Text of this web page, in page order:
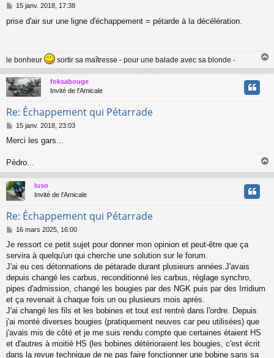
M
s
e
15 janv. 2018, 17:38
prise d'air sur une ligne d'échappement = pétarde à la décélération.
le bonheur sortir sa maîtresse - pour une balade avec sa blonde -
a
u
foksabouge
Invité de l'Amicale
Re: Échappement qui Pétarrade
M
s
a
g
e
15 janv. 2018, 23:03
Merci les gars...
Pédro...
a
u
luso
Invité de l'Amicale
Re: Échappement qui Pétarrade
M
s
s
a
g
e
16 mars 2025, 16:00
Je ressort ce petit sujet pour donner mon opinion et peut-être que ça
servira à quelqu'un qui cherche une solution sur le forum.
J'ai eu ces détonnations de pétarade durant plusieurs années.J'avais
depuis changé les carbus, reconditionné les carbus, réglage synchro,
pipes d'admission, changé les bougies par des NGK puis par des Irridium
et ça revenait à chaque fois un ou plusieurs mois après.
J'ai changé les fils et les bobines et tout est rentré dans l'ordre. Depuis
j'ai monté diverses bougies (pratiquement neuves car peu utilisées) que
j'avais mis de côté et je me suis rendu compte que certaines étaient HS
et d'autres à moitié HS (les bobines détérioraient les bougies, c'est écrit
dans la revue technique de ne pas faire fonctionner une bobine sans sa